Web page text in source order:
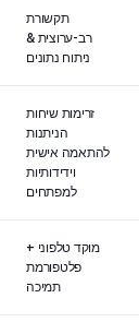
תקשורת
רב-ערוצית &
ניתוח נתונים
זרימות שיחות
הניתנות
להתאמה אישית
וידידותיות
למפתחים
מוקד טלפוני +
פלטפורמת